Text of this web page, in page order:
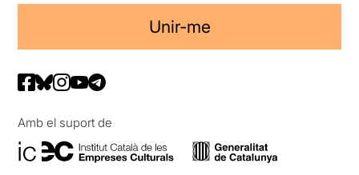
Unir-me
Amb el suport de